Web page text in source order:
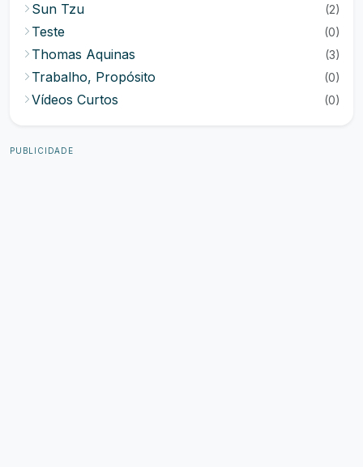
Sun Tzu (2)
Teste (0)
Thomas Aquinas (3)
Trabalho, Propósito (0)
Vídeos Curtos (0)
PUBLICIDADE